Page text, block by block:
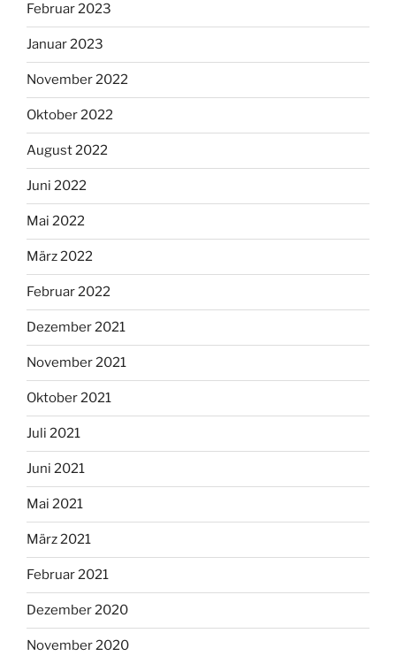
Februar 2023
Januar 2023
November 2022
Oktober 2022
August 2022
Juni 2022
Mai 2022
März 2022
Februar 2022
Dezember 2021
November 2021
Oktober 2021
Juli 2021
Juni 2021
Mai 2021
März 2021
Februar 2021
Dezember 2020
November 2020